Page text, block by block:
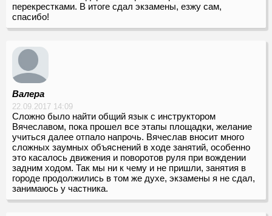
перекрестками. В итоге сдал экзамены, езжу сам,
спасибо!
Валера
22.09.2017 14:09
Сложно было найти общий язык с инструктором
Вячеславом, пока прошел все этапы площадки, желание
учиться далее отпало напрочь. Вячеслав вносит много
сложных заумных объяснений в ходе занятий, особенно
это касалось движения и поворотов руля при вождении
задним ходом. Так мы ни к чему и не пришли, занятия в
городе продолжились в том же духе, экзамены я не сдал,
занимаюсь у частника.